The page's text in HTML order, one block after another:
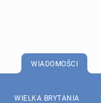
WIADOMOŚCI
WIELKA BRYTANIA